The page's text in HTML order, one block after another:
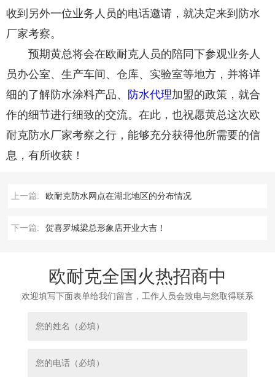
收到另外一位业务人员的电话邀请，就决定来到防水
厂家考察。
预期黄总将会在欧耐克人员的陪同下参观业务人
员办公室、生产车间、仓库、实验室等地方，并将详
细的了解防水涂料产品、 防水代理加盟的政策，就合
作的细节进行细致的交流。在此，也祝愿黄总这次欧
耐克防水厂家考察之行，能够充分获得他所需要的信
息，有所收获！
上一篇: 欧耐克防水网点在湖北地区的分布情况
下一篇: 贺喜罗城梁总形象店开业大吉！
欧耐克全国火热招商中
欢迎填写下面表单给我们留言，工作人员会致电与您取得联系